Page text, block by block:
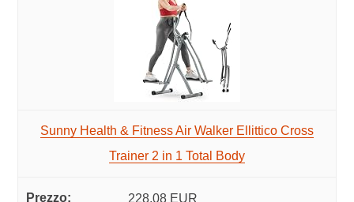
Sunny Health & Fitness Air Walker Ellittico Cross
Trainer 2 in 1 Total Body
228,08 EUR